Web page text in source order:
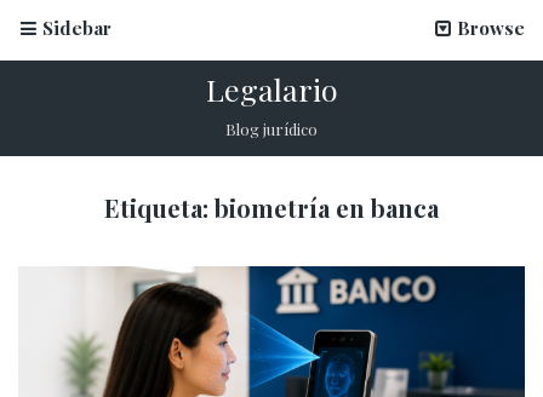
La firma electrónica en inscripciones escolares
Sidebar Browse
Legalario
Blog jurídico
Etiqueta:biometría en banca